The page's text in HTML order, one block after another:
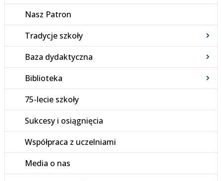
Nasz Patron
Tradycje szkoły
Baza dydaktyczna
Biblioteka
75-lecie szkoły
Sukcesy i osiągnięcia
Współpraca z uczelniami
Media o nas